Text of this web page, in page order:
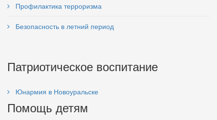
Профилактика терроризма
Безопасность в летний период
Патриотическое воспитание
Юнармия в Новоуральске
Помощь детям